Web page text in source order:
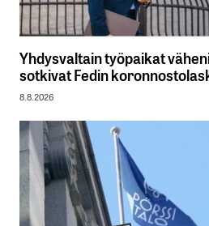
Yhdysvaltain työpaikat
sotkivat Fedin
8.8.2026